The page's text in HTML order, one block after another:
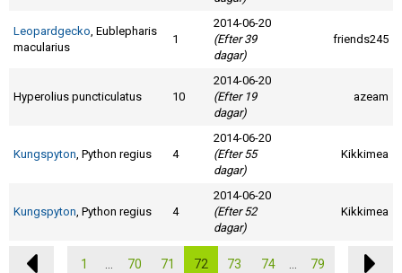
Leopardgecko, Eublepharis
macularius
1
2014-06-20
(Efter 39
dagar)
friends245
Hyperolius puncticulatus 10
2014-06-20
(Efter 19
dagar)
azeam
Kungspyton, Python regius 4
2014-06-20
(Efter 55
dagar)
Kikkimea
Kungspyton, Python regius 4
2014-06-20
(Efter 52
dagar)
Kikkimea
1 70 71 72 73 74 79